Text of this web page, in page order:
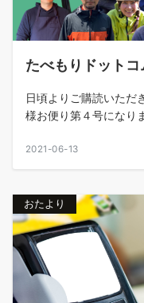
たべもりドット
日頃よりご購読いただ
様お便り第４号になり
2021-06-13
おたより